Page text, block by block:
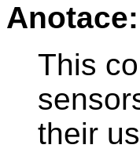
Anotace:
This
their